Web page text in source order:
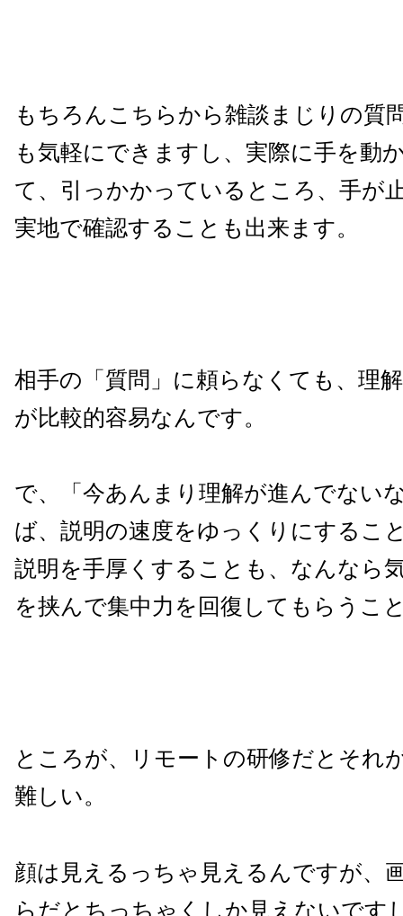
もちろんこちらから雑談まじりの質
も気軽にできますし、実際に手を動
て、引っかかっているところ、手が
実地で確認することも出来ます。
相手の「質問」に頼らなくても、理
が比較的容易なんです。
で、「今あんまり理解が進んでない
ば、説明の速度をゆっくりにするこ
説明を手厚くすることも、なんなら
を挟んで集中力を回復してもらうこ
ところが、リモートの研修だとそれ
難しい。
顔は見えるっちゃ見えるんですが、
らだとちっちゃくしか見えないです